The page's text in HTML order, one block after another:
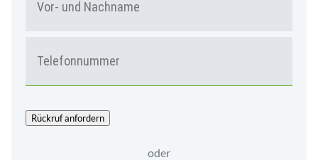
E
Rückruf anfordern
oder